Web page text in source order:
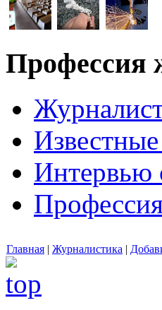
Профессия
Интервью
Главная | Журналистика |